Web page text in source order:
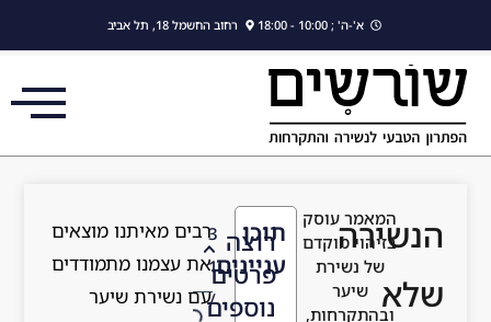
א'-ה' ; 10:00 - 18:00 רחוב החשמל 18, תל אביב
הנשירה
שלא
המאמר עוסק
בזיהוי מוקדם
של נשירת
שיער
ובהתקרחות,
רוצה
פרטים
נוספים
3
1
/
תוכן
עניינים
רבים מאיתנו מוצאים
את עצמנו מתמודדים
עם נשירת שיער